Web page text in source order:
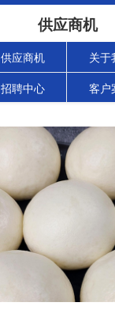
供应商机
供应商机 关于
招聘中心 客户